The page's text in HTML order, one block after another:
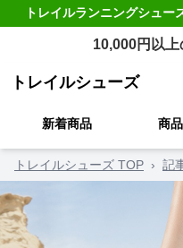
トレイルランニングシュー
10,000円以上
トレイルシューズ
新着商品 商
トレイルシューズ TOP › 記